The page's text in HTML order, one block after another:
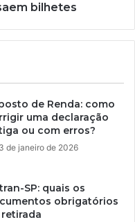
bilhetes
de Renda: como
uma declaração
ou com erros?
de janeiro de 2026
SP: quais os
obrigatórios